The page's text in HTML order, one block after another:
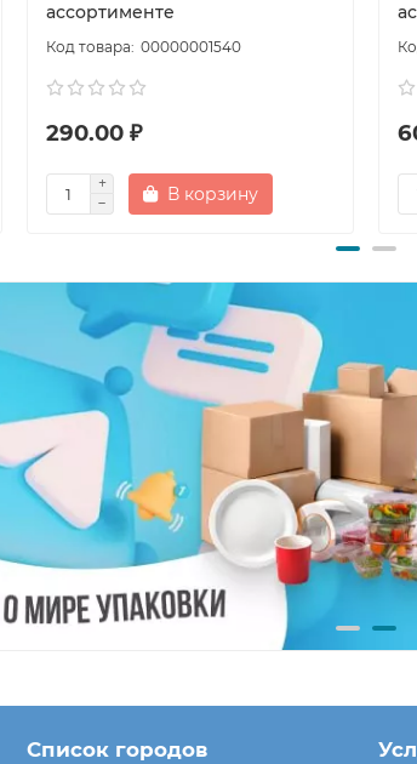
ассортименте
00000001540
290.00 ₽
В корзину
Список городов